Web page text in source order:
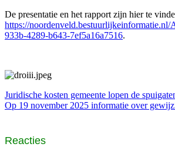
De presentatie en het rapport zijn hier te
https://noordenveld.bestuurlijkeinformatie.nl/
933b-4289-b643-7ef5a16a7516.
Juridische kosten gemeente lopen de
Op 19 november 2025 informatie over
Reacties